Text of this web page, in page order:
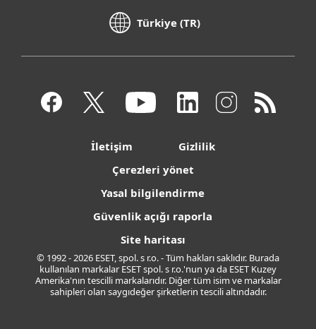
Türkiye (TR)
İletişim
Gizlilik
Çerezleri yönet
Yasal bilgilendirme
Güvenlik açığı raporla
Site haritası
© 1992 - 2026 ESET, spol. s r.o. - Tüm hakları saklıdır. Burada
kullanılan markalar ESET spol. s r.o.'nun ya da ESET Kuzey
Amerika'nın tescilli markalarıdır. Diğer tüm isim ve markalar
sahipleri olan saygıdeğer şirketlerin tescili altındadır.